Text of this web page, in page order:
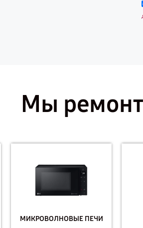
Мы
МИКРОВОЛНОВЫЕ ПЕЧИ